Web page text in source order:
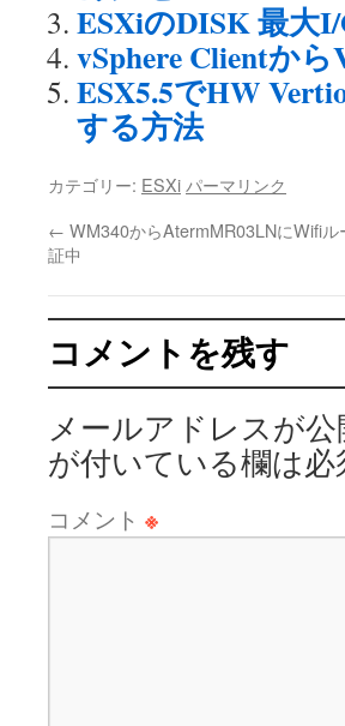
ESXiのDISK 最大
vSphere Clientか
ESX5.5でHW
する方法
カテゴリー: ESXi パーマリンク
← WM340からAtermMR03LNにWifiル
証中
コメントを残す
メールアドレスが
が付いている欄は必
コメント ※